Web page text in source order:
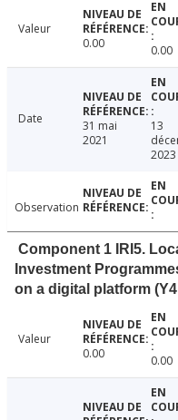
Valeur
0.00
0.00
Date
31 mai
2021
13
2023
Observation
Component 1 IRI5.
Investment
on a digital platform (Y4
Valeur
0.00
0.00